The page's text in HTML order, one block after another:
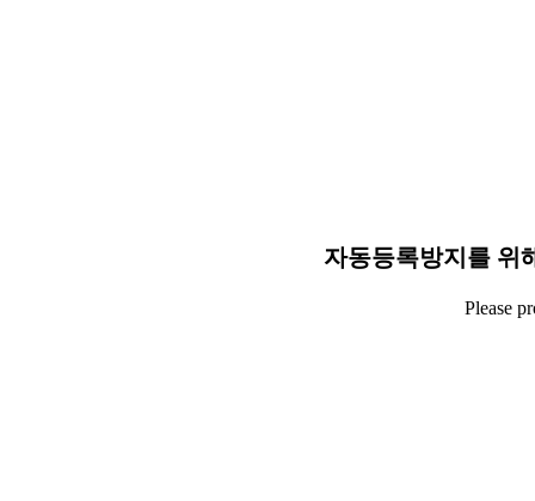
자동등록방지를 위
Please